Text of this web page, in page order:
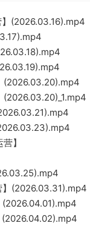
】(2026.03.16).mp4
(2026.03.20).mp4
(2026.03.20)_1.mp4
】
】(2026.03.31).mp4
(2026.04.01).mp4
(2026.04.02).mp4